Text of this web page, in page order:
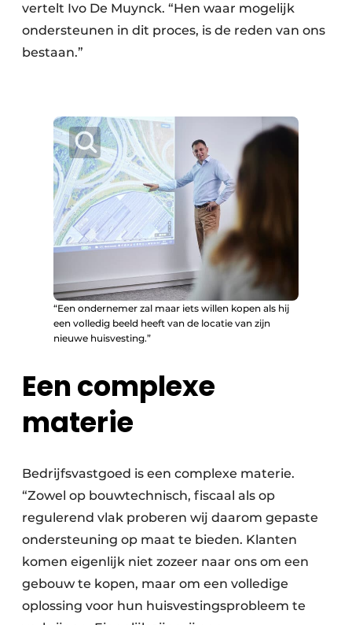
vertelt Ivo De Muynck. “Hen waar mogelijk
ondersteunen in dit proces, is de reden van ons
bestaan.”
“Een ondernemer zal maar iets willen kopen als hij
een volledig beeld heeft van de locatie van zijn
nieuwe huisvesting.”
Een complexe
materie
Bedrijfsvastgoed is een complexe materie.
“Zowel op bouwtechnisch, fiscaal als op
regulerend vlak proberen wij daarom gepaste
ondersteuning op maat te bieden. Klanten
komen eigenlijk niet zozeer naar ons om een
gebouw te kopen, maar om een volledige
oplossing voor hun huisvestingsprobleem te